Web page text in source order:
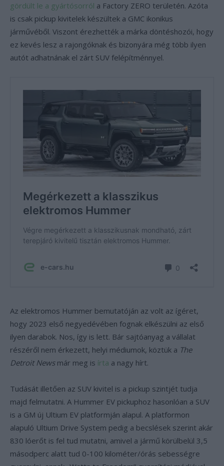
gördült le a gyártósorról a Factory ZERO területén. Azóta
is csak pickup kivitelek készültek a GMC ikonikus
járművéből. Viszont érezhették a márka döntéshozói, hogy
ez kevés lesz a rajongóknak és bizonyára még több ilyen
autót adhatnának el zárt SUV felépítménnyel.
Az elektromos Hummer bemutatóján az volt az ígéret,
hogy 2023 első negyedévében fognak elkészülni az első
ilyen darabok. Nos, így is lett. Bár sajtóanyag a vállalat
részéről nem érkezett, helyi médiumok, köztük a The
Detroit Newsmár meg is írta a nagy hírt.
Tudását illetően az SUV kivitel is a pickup szintjét tudja
majd felmutatni. A Hummer EV pickuphoz hasonlóan a SUV
is a GM új Ultium EV platformján alapul. A platformon
alapuló Ultium Drive System pedig a becslések szerint akár
830 lóerőt is fel tud mutatni, amivel a jármű körülbelül 3,5
másodperc alatt tud 0-100 kilométer/órás sebességre